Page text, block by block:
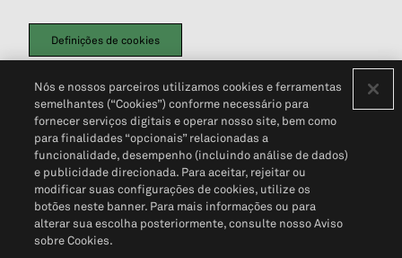
Definições de cookies
Política de PrivacidadePortal de privacidade do cliente (em inglês)
Não Venda Minhas Informações Pessoais© 2026 S&P Global
Nós e nossos parceiros utilizamos cookies e ferramentas
semelhantes (“Cookies”) conforme necessário para
fornecer serviços digitais e operar nosso site, bem como
para finalidades “opcionais” relacionadas a
funcionalidade, desempenho (incluindo análise de dados)
e publicidade direcionada. Para aceitar, rejeitar ou
modificar suas configurações de cookies, utilize os
botões neste banner. Para mais informações ou para
alterar sua escolha posteriormente, consulte nosso Aviso
sobre Cookies.